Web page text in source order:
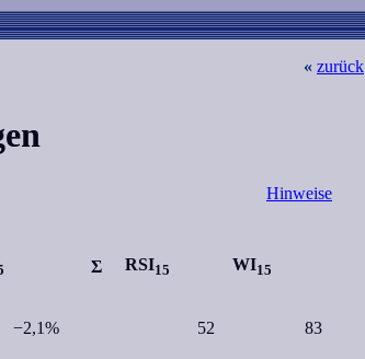
« zurück
Hinweise
Σ RSI15 WI15
−2,1% 52 83